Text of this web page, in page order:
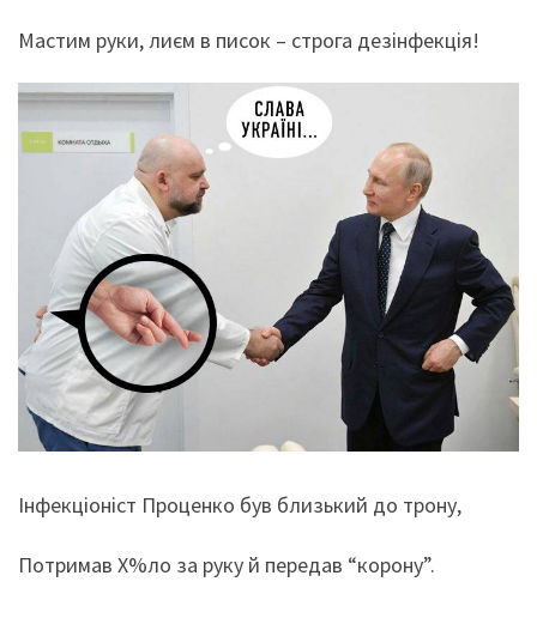
Мастим руки, лиєм в писок – строга дезінфекція!
Інфекціоніст Проценко був близький до трону,
Потримав Х%ло за руку й передав “корону”.